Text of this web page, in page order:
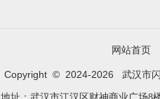
网站首页
Copyright © 2024-2026 武汉市